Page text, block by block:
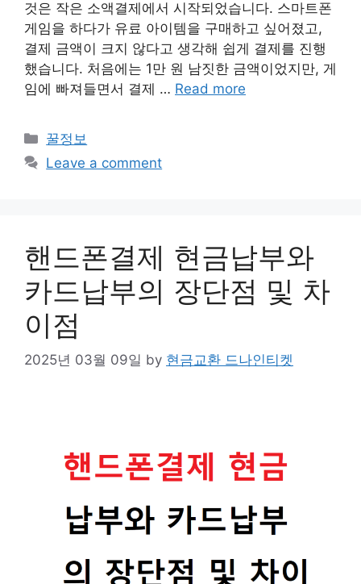
것은 작은 소액결제에서 시작되었습니다. 스마트폰
게임을 하다가 유료 아이템을 구매하고 싶어졌고,
결제 금액이 크지 않다고 생각해 쉽게 결제를 진행
했습니다. 처음에는 1만 원 남짓한 금액이었지만, 게
임에 빠져들면서 결제 … Read more
Categories
꿀정보
Leave a comment
핸드폰결제 현금납부와
카드납부의 장단점 및 차
이점
2025년 03월 09일 by 현금교환 드나인티켓